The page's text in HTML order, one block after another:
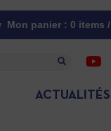
Mon panier : 0 items /
ACTUALITÉS